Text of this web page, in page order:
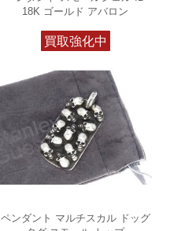
18K ゴールド アバロン
買取強化中
ペンダント マルチスカル ドッグ